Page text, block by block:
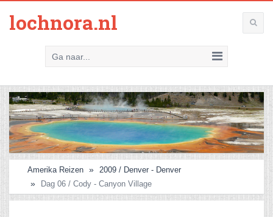
lochnora.nl
Ga naar...
Amerika Reizen
2009 / Denver - Denver
Dag 06 / Cody - Canyon Village